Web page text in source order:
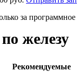
за
железу
Рекомендуемые